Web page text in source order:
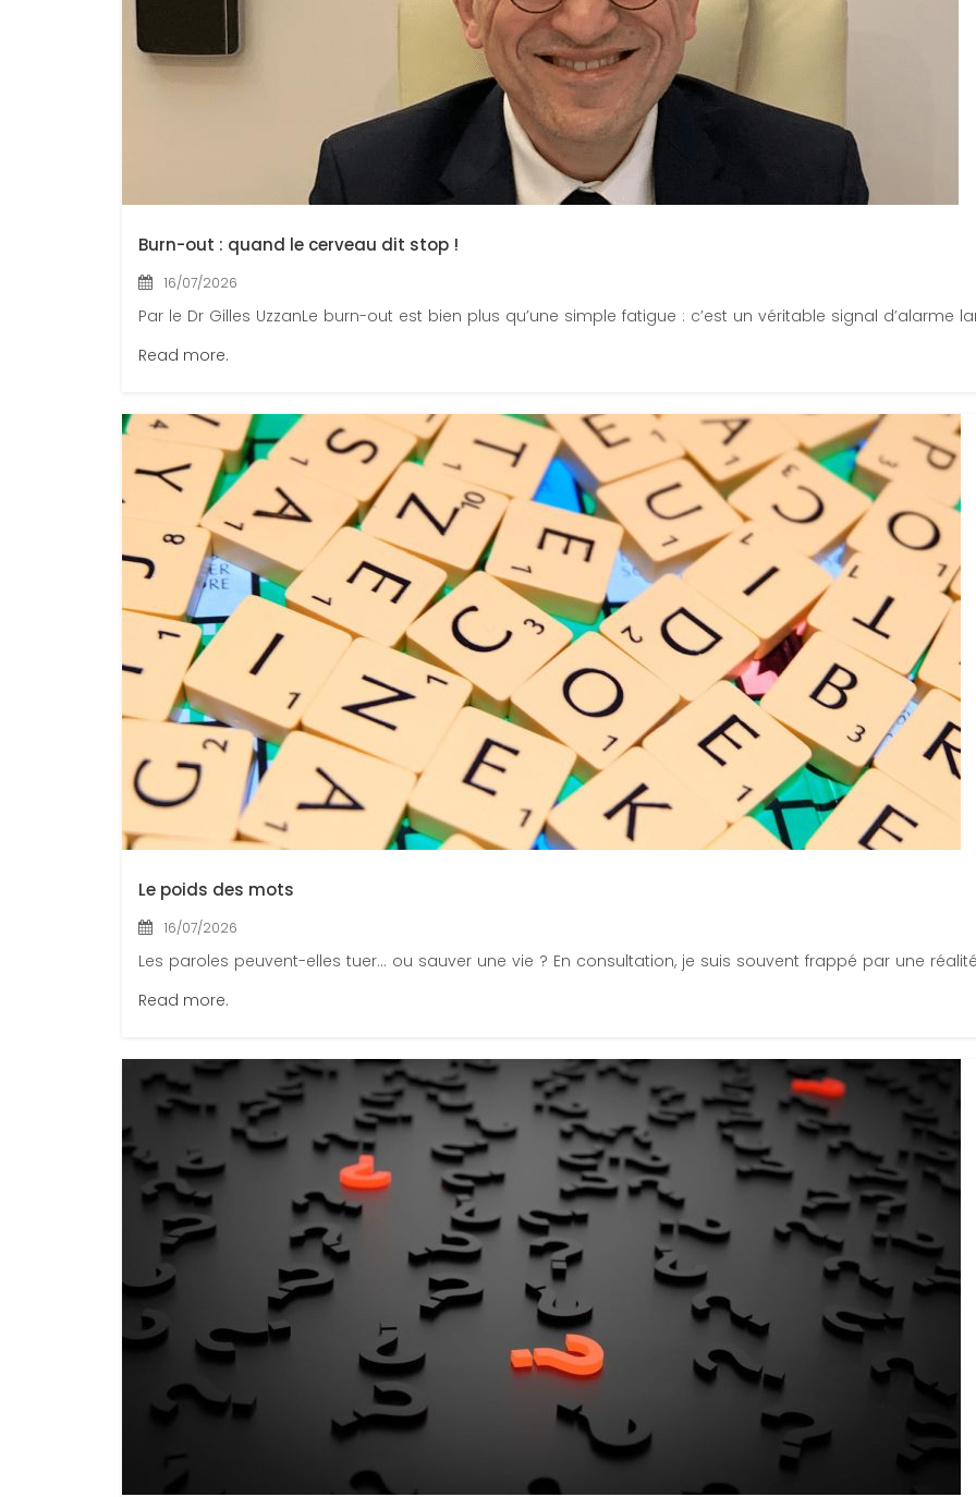
Burn-out : quand le cerveau dit stop !
16/07/2026
Par le Dr Gilles UzzanLe burn-out est bien plus qu’une simple fatigue : c’est un véritable signal d’alarme
Read more.
Le poids des mots
16/07/2026
Les paroles peuvent-elles tuer… ou sauver une vie ? En consultation, je suis souvent frappé par une
Read more.